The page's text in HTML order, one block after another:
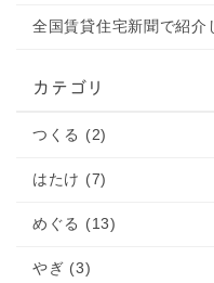
全国賃貸住宅新聞で紹介
カテゴリ
つくる (2)
はたけ (7)
めぐる (13)
やぎ (3)